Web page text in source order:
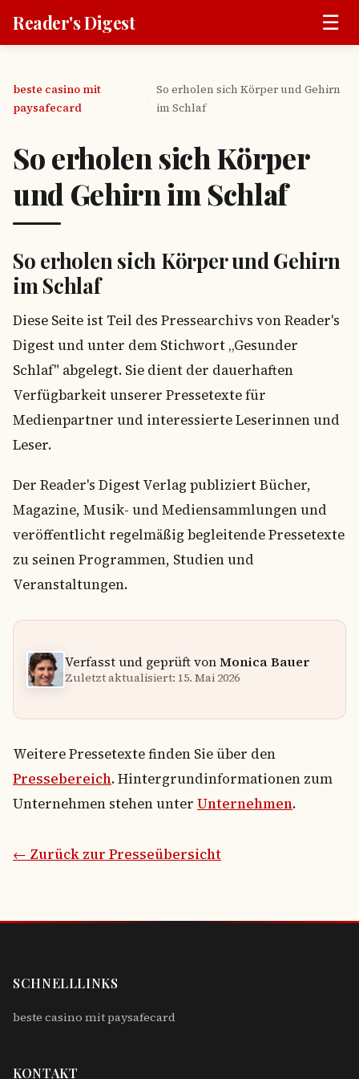
Reader's Digest ☰
beste casino mit
paysafecard
So erholen sich Körper und Gehirn
im Schlaf
So erholen sich Körper
und Gehirn im Schlaf
So erholen sich Körper und Gehirn
im Schlaf
Diese Seite ist Teil des Pressearchivs von Reader's
Digest und unter dem Stichwort „Gesunder
Schlaf" abgelegt. Sie dient der dauerhaften
Verfügbarkeit unserer Pressetexte für
Medienpartner und interessierte Leserinnen und
Leser.
Der Reader's Digest Verlag publiziert Bücher,
Magazine, Musik- und Mediensammlungen und
veröffentlicht regelmäßig begleitende Pressetexte
zu seinen Programmen, Studien und
Veranstaltungen.
Verfasst und geprüft vonMonica Bauer
Zuletzt aktualisiert: 15. Mai 2026
Weitere Pressetexte finden Sie über den
Pressebereich. Hintergrundinformationen zum
Unternehmen stehen unter Unternehmen.
← Zurück zur Presseübersicht
SCHNELLLINKS
beste casino mit paysafecard
KONTAKT